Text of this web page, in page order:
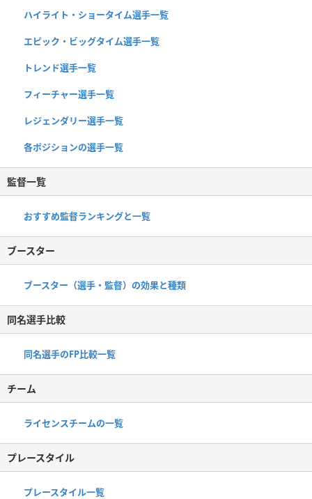
ハイライト・ショータイム選手一覧
エピック・ビッグタイム選手一覧
トレンド選手一覧
フィーチャー選手一覧
レジェンダリー選手一覧
各ポジションの選手一覧
監督一覧
おすすめ監督ランキングと一覧
ブースター
ブースター（選手・監督）の効果と種類
同名選手比較
同名選手のFP比較一覧
チーム
ライセンスチームの一覧
プレースタイル
プレースタイル一覧